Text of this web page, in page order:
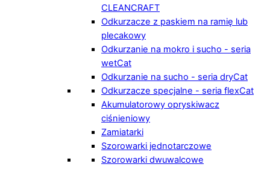
CLEANCRAFT
Odkurzacze z paskiem na ramię lub
plecakowy
Odkurzanie na mokro i sucho - seria
wetCat
Odkurzanie na sucho - seria dryCat
Odkurzacze specjalne - seria flexCat
Akumulatorowy opryskiwacz
ciśnieniowy
Zamiatarki
Szorowarki jednotarczowe
Szorowarki dwuwalcowe